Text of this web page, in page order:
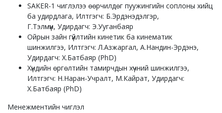
SAKER-1 чиглэлээ өөрчилдөг пуужингийн соплоны хийц
ба удирдлага, Илтгэгч: Б.Эрдэнэдэлгэр,
Г.Тэлмүүн, Удирдагч: Э.Ууганбаяр
Ойрын зайн гүйлтийн кинетик ба кинематик
шинжилгээ, Илтгэгч: Л.Азжаргал, А.Нандин-Эрдэнэ,
Удирдагч: Х.Батбаяр (PhD)
Хүндийн өргөлтийн тамирчдын хүчний шинжилгээ,
Илтгэгч: Н.Наран-Учралт, М.Кайрат, Удирдагч:
Х.Батбаяр (PhD)
Менежментийн чиглэл